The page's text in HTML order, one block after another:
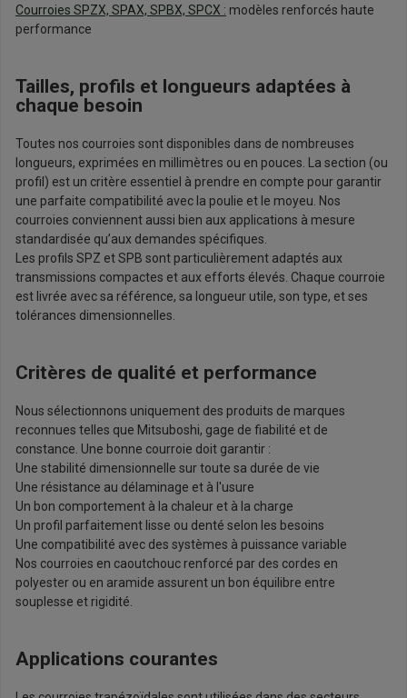
Courroies SPZX, SPAX, SPBX, SPCX : modèles renforcés haute
performance
Tailles, profils et longueurs adaptées à
chaque besoin
Toutes nos courroies sont disponibles dans de nombreuses
longueurs, exprimées en millimètres ou en pouces. La section (ou
profil) est un critère essentiel à prendre en compte pour garantir
une parfaite compatibilité avec la poulie et le moyeu. Nos
courroies conviennent aussi bien aux applications à mesure
standardisée qu’aux demandes spécifiques.
Les profils SPZ et SPB sont particulièrement adaptés aux
transmissions compactes et aux efforts élevés. Chaque courroie
est livrée avec sa référence, sa longueur utile, son type, et ses
tolérances dimensionnelles.
Critères de qualité et performance
Nous sélectionnons uniquement des produits de marques
reconnues telles que Mitsuboshi, gage de fiabilité et de
constance. Une bonne courroie doit garantir :
Une stabilité dimensionnelle sur toute sa durée de vie
Une résistance au délaminage et à l'usure
Un bon comportement à la chaleur et à la charge
Un profil parfaitement lisse ou denté selon les besoins
Une compatibilité avec des systèmes à puissance variable
Nos courroies en caoutchouc renforcé par des cordes en
polyester ou en aramide assurent un bon équilibre entre
souplesse et rigidité.
Applications courantes